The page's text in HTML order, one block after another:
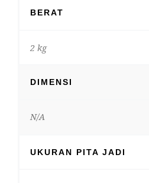
BERAT
2 kg
DIMENSI
N/A
UKURAN PITA JADI